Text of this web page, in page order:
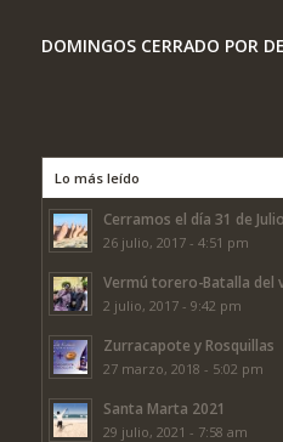
DOMINGOS CERRADO POR
Lo más leído
Cerramos el día 31 de Julio
26 julio, 2017 - 4:51 pm
Vermú torero-Batalla del
2 julio, 2017 - 9:42 pm
Zurracapote y Rosquillas
27 marzo, 2018 - 5:02 pm
Santa Marta 2021
29 julio, 2021 - 7:58 am